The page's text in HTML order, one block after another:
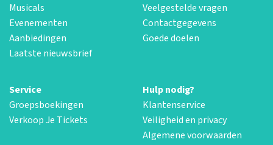
Musicals
Evenementen
Aanbiedingen
Laatste nieuwsbrief
Veelgestelde vragen
Contactgegevens
Goede doelen
Service
Groepsboekingen
Verkoop Je Tickets
Hulp nodig?
Klantenservice
Veiligheid en privacy
Algemene voorwaarden